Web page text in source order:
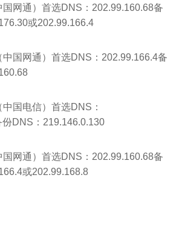
网通）首选DNS：202.99.160.68备
或202.99.166.4
国网通）首选DNS：202.99.166.4备
国电信）首选DNS：
DNS：219.146.0.130
网通）首选DNS：202.99.160.68备
或202.99.168.8